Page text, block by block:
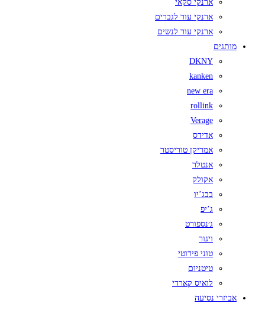
ארנקי סקאי
ארנקי עור לגברים
ארנקי עור לנשים
מותגים
DKNY
kanken
new era
rollink
Verage
אדידס
אמריקן טוריסטר
אנטלר
אקולק
בבג’יו
ג’יפ
ג׳נספורט
ויגור
טוני פירוטי
טיטניום
לואיס קארדי
אביזרי נסיעה